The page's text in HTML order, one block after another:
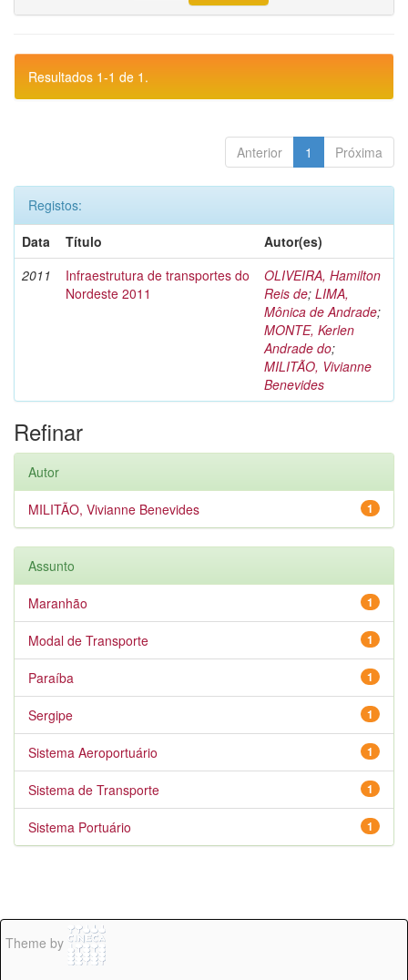
Resultados 1-1 de 1.
Anterior 1 Próxima
Registos:
Data
Título
Autor(es)
2011
Infraestrutura de transportes do
Nordeste 2011
OLIVEIRA, Hamilton
Reis de; LIMA,
Mônica de Andrade;
MONTE, Kerlen
Andrade do;
MILITÃO, Vivianne
Benevides
Refinar
Autor
1
MILITÃO, Vivianne Benevides
Assunto
1
Maranhão
1
Modal de Transporte
1
Paraíba
1
Sergipe
1
Sistema Aeroportuário
1
Sistema de Transporte
1
Sistema Portuário
Theme by